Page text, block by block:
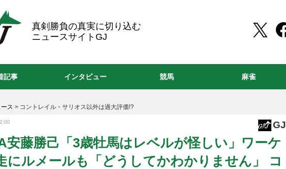
真剣勝負の真実に切り込む
ニュースサイトGJ
ス > コントレイル・サリオス以外は過大評価!?
GJ
安藤勝己「3歳牡馬はレベルが怪しい」ワーケ
にルメールも「どうしてかわかりません」 コ
記事 インタビュー 競馬 麻雀